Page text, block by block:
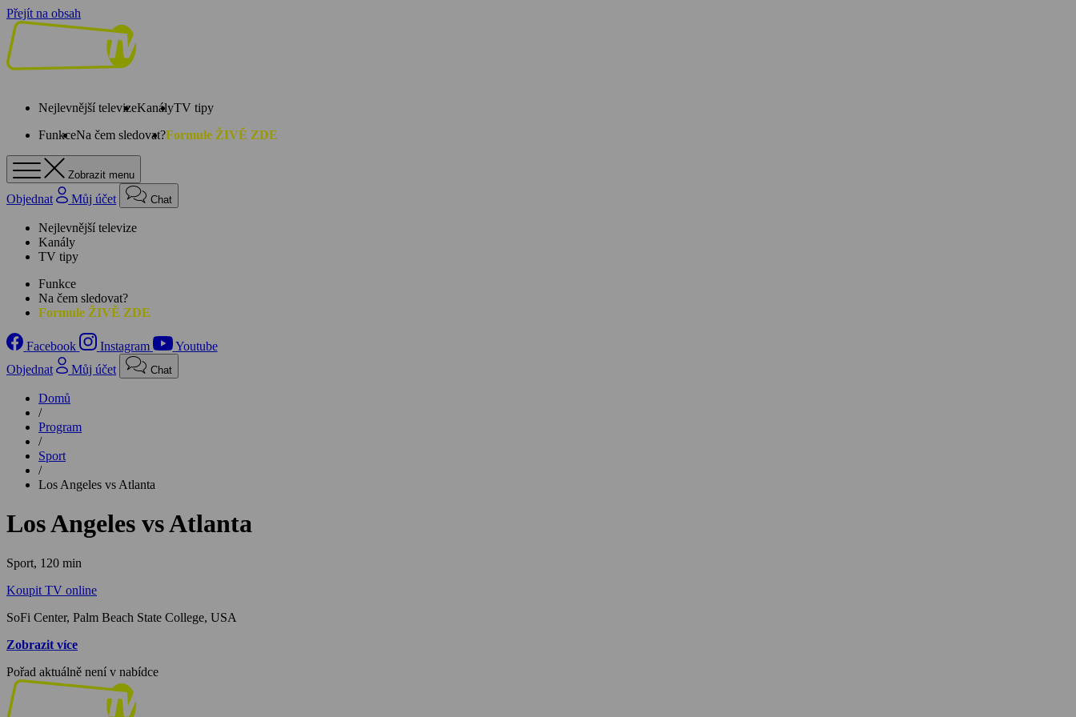
Přejít na obsah
Nejlevnější televizeKanályTV tipy
FunkceNa čem sledovat?Formule ŽIVĚ ZDE
Zobrazit menu
Objednat Můj účet Chat
Nejlevnější televize
Kanály
TV tipy
Funkce
Na čem sledovat?
Formule ŽIVĚ ZDE
Facebook Instagram
Youtube
Objednat
Můj účet Chat
Domů
/
Program
/
Sport
/
Los Angeles vs Atlanta
Los Angeles vs Atlanta
Sport, 120 min
Koupit TV online
SoFi Center, Palm Beach State College, USA
Zobrazit více
Pořad aktuálně není v nabídce